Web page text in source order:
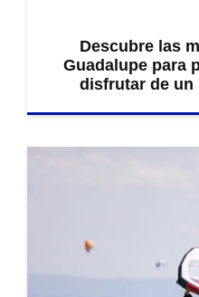
Descubre las
Guadalupe para
disfrutar de un